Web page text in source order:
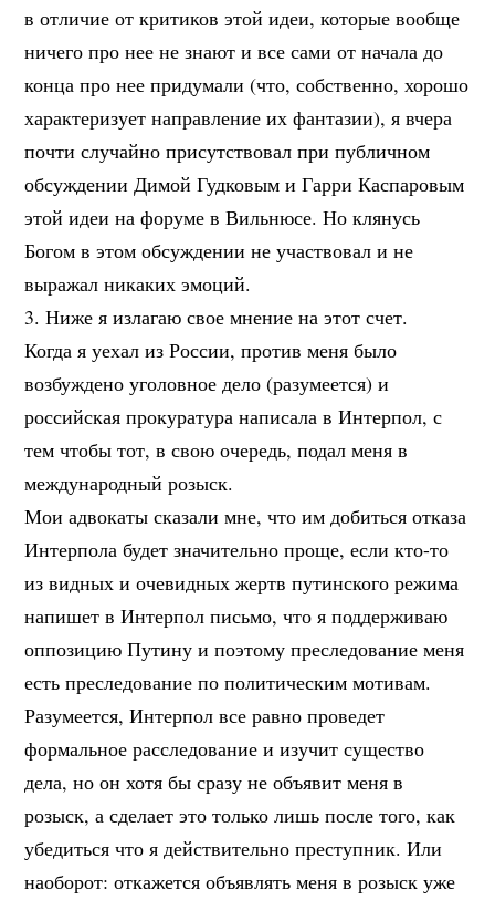
в отличие от критиков этой идеи, которые вообще
ничего про нее не знают и все сами от начала до
конца про нее придумали (что, собственно, хорошо
характеризует направление их фантазии), я вчера
почти случайно присутствовал при публичном
обсуждении Димой Гудковым и Гарри Каспаровым
этой идеи на форуме в Вильнюсе. Но клянусь
Богом в этом обсуждении не участвовал и не
выражал никаких эмоций.
3. Ниже я излагаю свое мнение на этот счет.
Когда я уехал из России, против меня было
возбуждено уголовное дело (разумеется) и
российская прокуратура написала в Интерпол, с
тем чтобы тот, в свою очередь, подал меня в
международный розыск.
Мои адвокаты сказали мне, что им добиться отказа
Интерпола будет значительно проще, если кто-то
из видных и очевидных жертв путинского режима
напишет в Интерпол письмо, что я поддерживаю
оппозицию Путину и поэтому преследование меня
есть преследование по политическим мотивам.
Разумеется, Интерпол все равно проведет
формальное расследование и изучит существо
дела, но он хотя бы сразу не объявит меня в
розыск, а сделает это только лишь после того, как
убедиться что я действительно преступник. Или
наоборот: откажется объявлять меня в розыск уже